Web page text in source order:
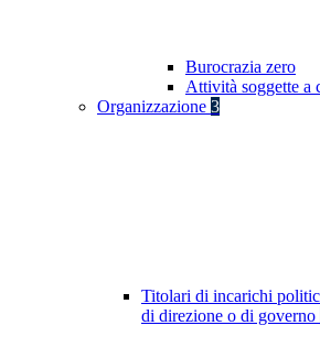
Burocrazia zero
Attività soggette a
Organizzazione 3
Titolari di incarichi
di direzione o di governo